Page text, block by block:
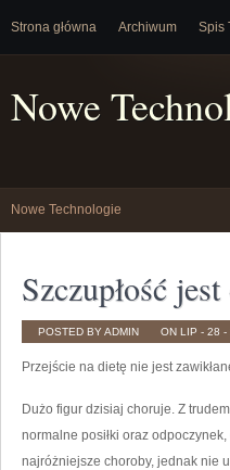
Strona główna Archiwum Spis
Nowe
Nowe Technologie
Szczupłość
POSTED BY ADMIN ON LIP - 28 -
Przejście na dietę nie jest
Dużo figur dzisiaj choruje. Z
normalne posiłki oraz
najróżniejsze choroby, jednak nie